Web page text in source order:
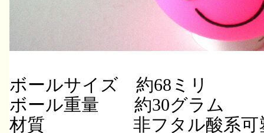
ボールサイズ 約68ミリ
ボール重量 約30グラム
材質 非フタル酸系可塑